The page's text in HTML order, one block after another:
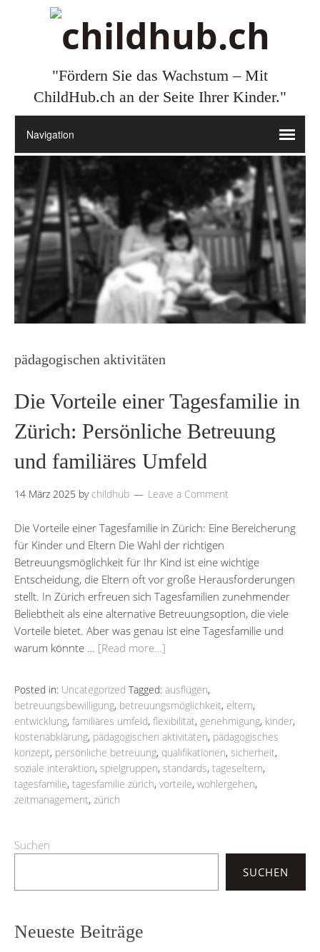
"Fördern Sie das Wachstum – Mit
ChildHub.ch an der Seite Ihrer Kinder."
pädagogischen aktivitäten
Die Vorteile einer Tagesfamilie in
Zürich: Persönliche Betreuung
und familiäres Umfeld
14 März 2025 by childhub Leave a Comment
Die Vorteile einer Tagesfamilie in Zürich: Eine Bereicherung
für Kinder und Eltern Die Wahl der richtigen
Betreuungsmöglichkeit für Ihr Kind ist eine wichtige
Entscheidung, die Eltern oft vor große Herausforderungen
stellt. In Zürich erfreuen sich Tagesfamilien zunehmender
Beliebtheit als eine alternative Betreuungsoption, die viele
Vorteile bietet. Aber was genau ist eine Tagesfamilie und
warum könnte … [Read more…]
Posted in: Uncategorized Tagged: ausflügen,
betreuungsbewilligung, betreuungsmöglichkeit, eltern,
entwicklung, familiäres umfeld, flexibilität, genehmigung, kinder,
kostenabklärung, pädagogischen aktivitäten, pädagogisches
konzept, persönliche betreuung, qualifikationen, sicherheit,
soziale interaktion, spielgruppen, standards, tageseltern,
tagesfamilie, tagesfamilie zürich, vorteile, wohlergehen,
zeitmanagement, zürich
Suchen
SUCHEN
Neueste Beiträge